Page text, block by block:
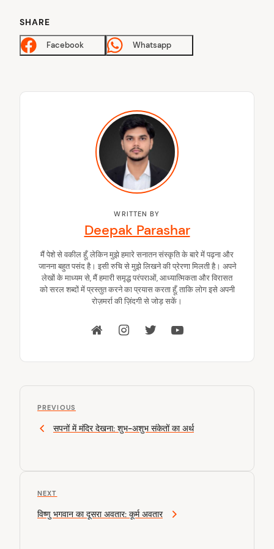
SHARE
Facebook Whatsapp
WRITTEN BY
Deepak Parashar
मैं पेशे से वकील हूँ, लेकिन मुझे हमारे सनातन संस्कृति के बारे में पढ़ना और
जानना बहुत पसंद है। इसी रुचि से मुझे लिखने की प्रेरणा मिलती है। अपने
लेखों के माध्यम से, मैं हमारी समृद्ध परंपराओं, आध्यात्मिकता और विरासत
को सरल शब्दों में प्रस्तुत करने का प्रयास करता हूँ, ताकि लोग इसे अपनी
रोज़मर्रा की ज़िंदगी से जोड़ सकें।
P
n
P
o
s
P
PREVIOUS
सपनों में मंदिर देखना: शुभ-अशुभ संकेतों का अर्थ
N
e
x
NEXT
विष्णु भगवान का दूसरा अवतार: कूर्म अवतार